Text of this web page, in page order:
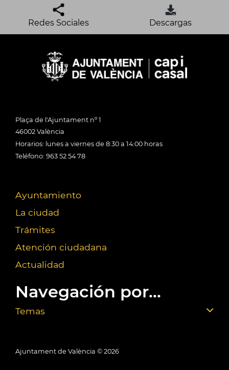
Redes Sociales Descargas
Plaça de l'Ajuntament nº 1
46002 València
Horarios: lunes a viernes de 8:30 a 14:00 horas
Teléfono: 963 52 54 78
Ayuntamiento
La ciudad
Trámites
Atención ciudadana
Actualidad
Navegación por...
Temas
Ajuntament de València © 2026